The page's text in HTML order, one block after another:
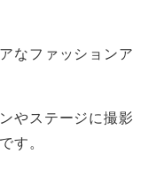
なファッションア
やステージに撮影
す。